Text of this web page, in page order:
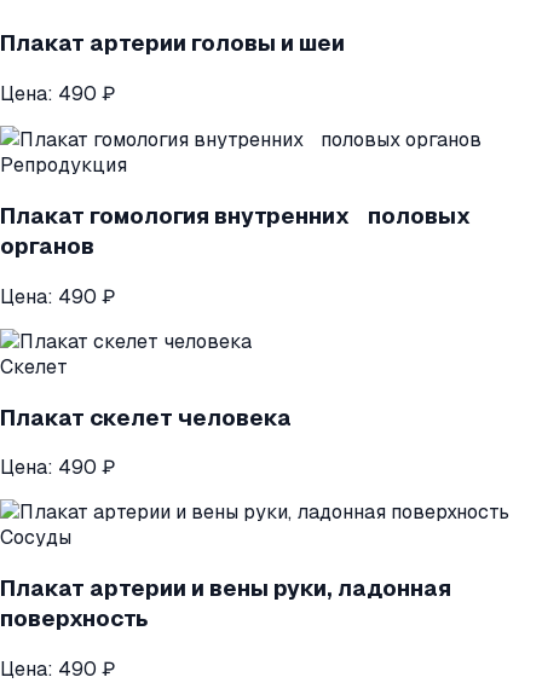
Плакат артерии головы и шеи
Цена: 490 ₽
Репродукция
Плакат гомология внутренних половых
органов
Цена: 490 ₽
Скелет
Плакат скелет человека
Цена: 490 ₽
Сосуды
Плакат артерии и вены руки, ладонная
поверхность
Цена: 490 ₽